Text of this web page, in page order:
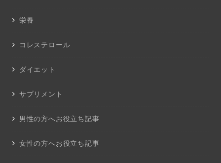
栄養
コレステロール
ダイエット
サプリメント
男性の方へお役立ち記事
女性の方へお役立ち記事